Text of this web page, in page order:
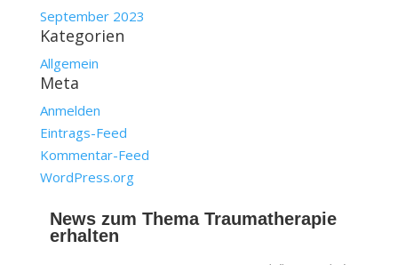
September 2023
Kategorien
Allgemein
Meta
Anmelden
Eintrags-Feed
Kommentar-Feed
WordPress.org
News zum Thema Traumatherapie
erhalten